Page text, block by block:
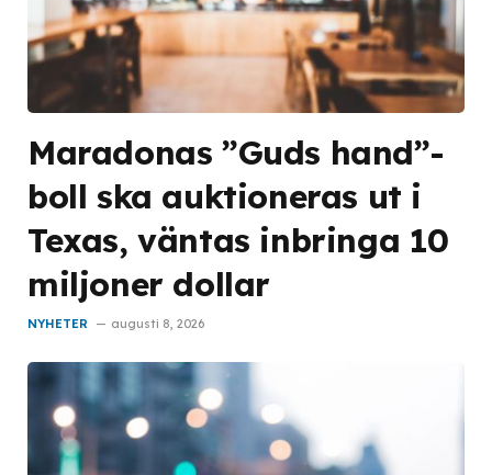
Maradonas ”Guds hand”-
boll ska auktioneras ut i
Texas, väntas inbringa 10
miljoner dollar
NYHETER augusti 8, 2026